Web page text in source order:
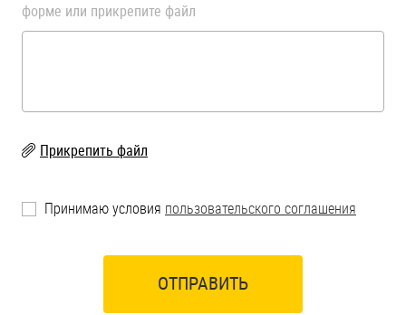
форме или прикрепите файл
Прикрепить файл
Принимаю условия пользовательского соглашения
ОТПРАВИТЬ